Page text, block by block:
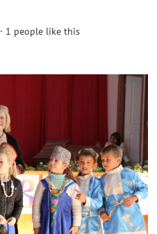
· 1 people like this